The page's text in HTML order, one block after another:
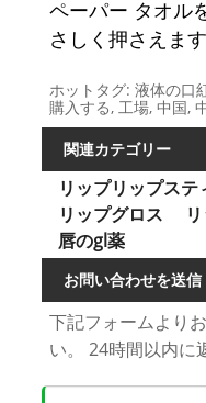
ペーパー タオル
さしく押さえます
ホットタグ: 液体の口
購入する, 工場, 中国,
関連カテゴリー
リップリップステ
リップグロス
唇のgl薬
お問い合わせを送信
下記フォームより
い。 24時間以内に